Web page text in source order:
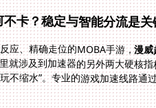
卡？稳定与智能分流是
应、精确走位的MOBA手游，漫